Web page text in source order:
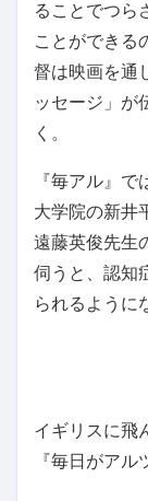
ることでつら
ことができる
督は映画を通
ッセージ」が
く。
『毎アル』
大学院の新井
遠藤英俊先生
伺うと、認知
られるように
イギリスに飛
『毎日がアル